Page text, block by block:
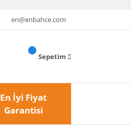
en@enbahce.com
Sepetim
En İyi Fiyat
Garantisi